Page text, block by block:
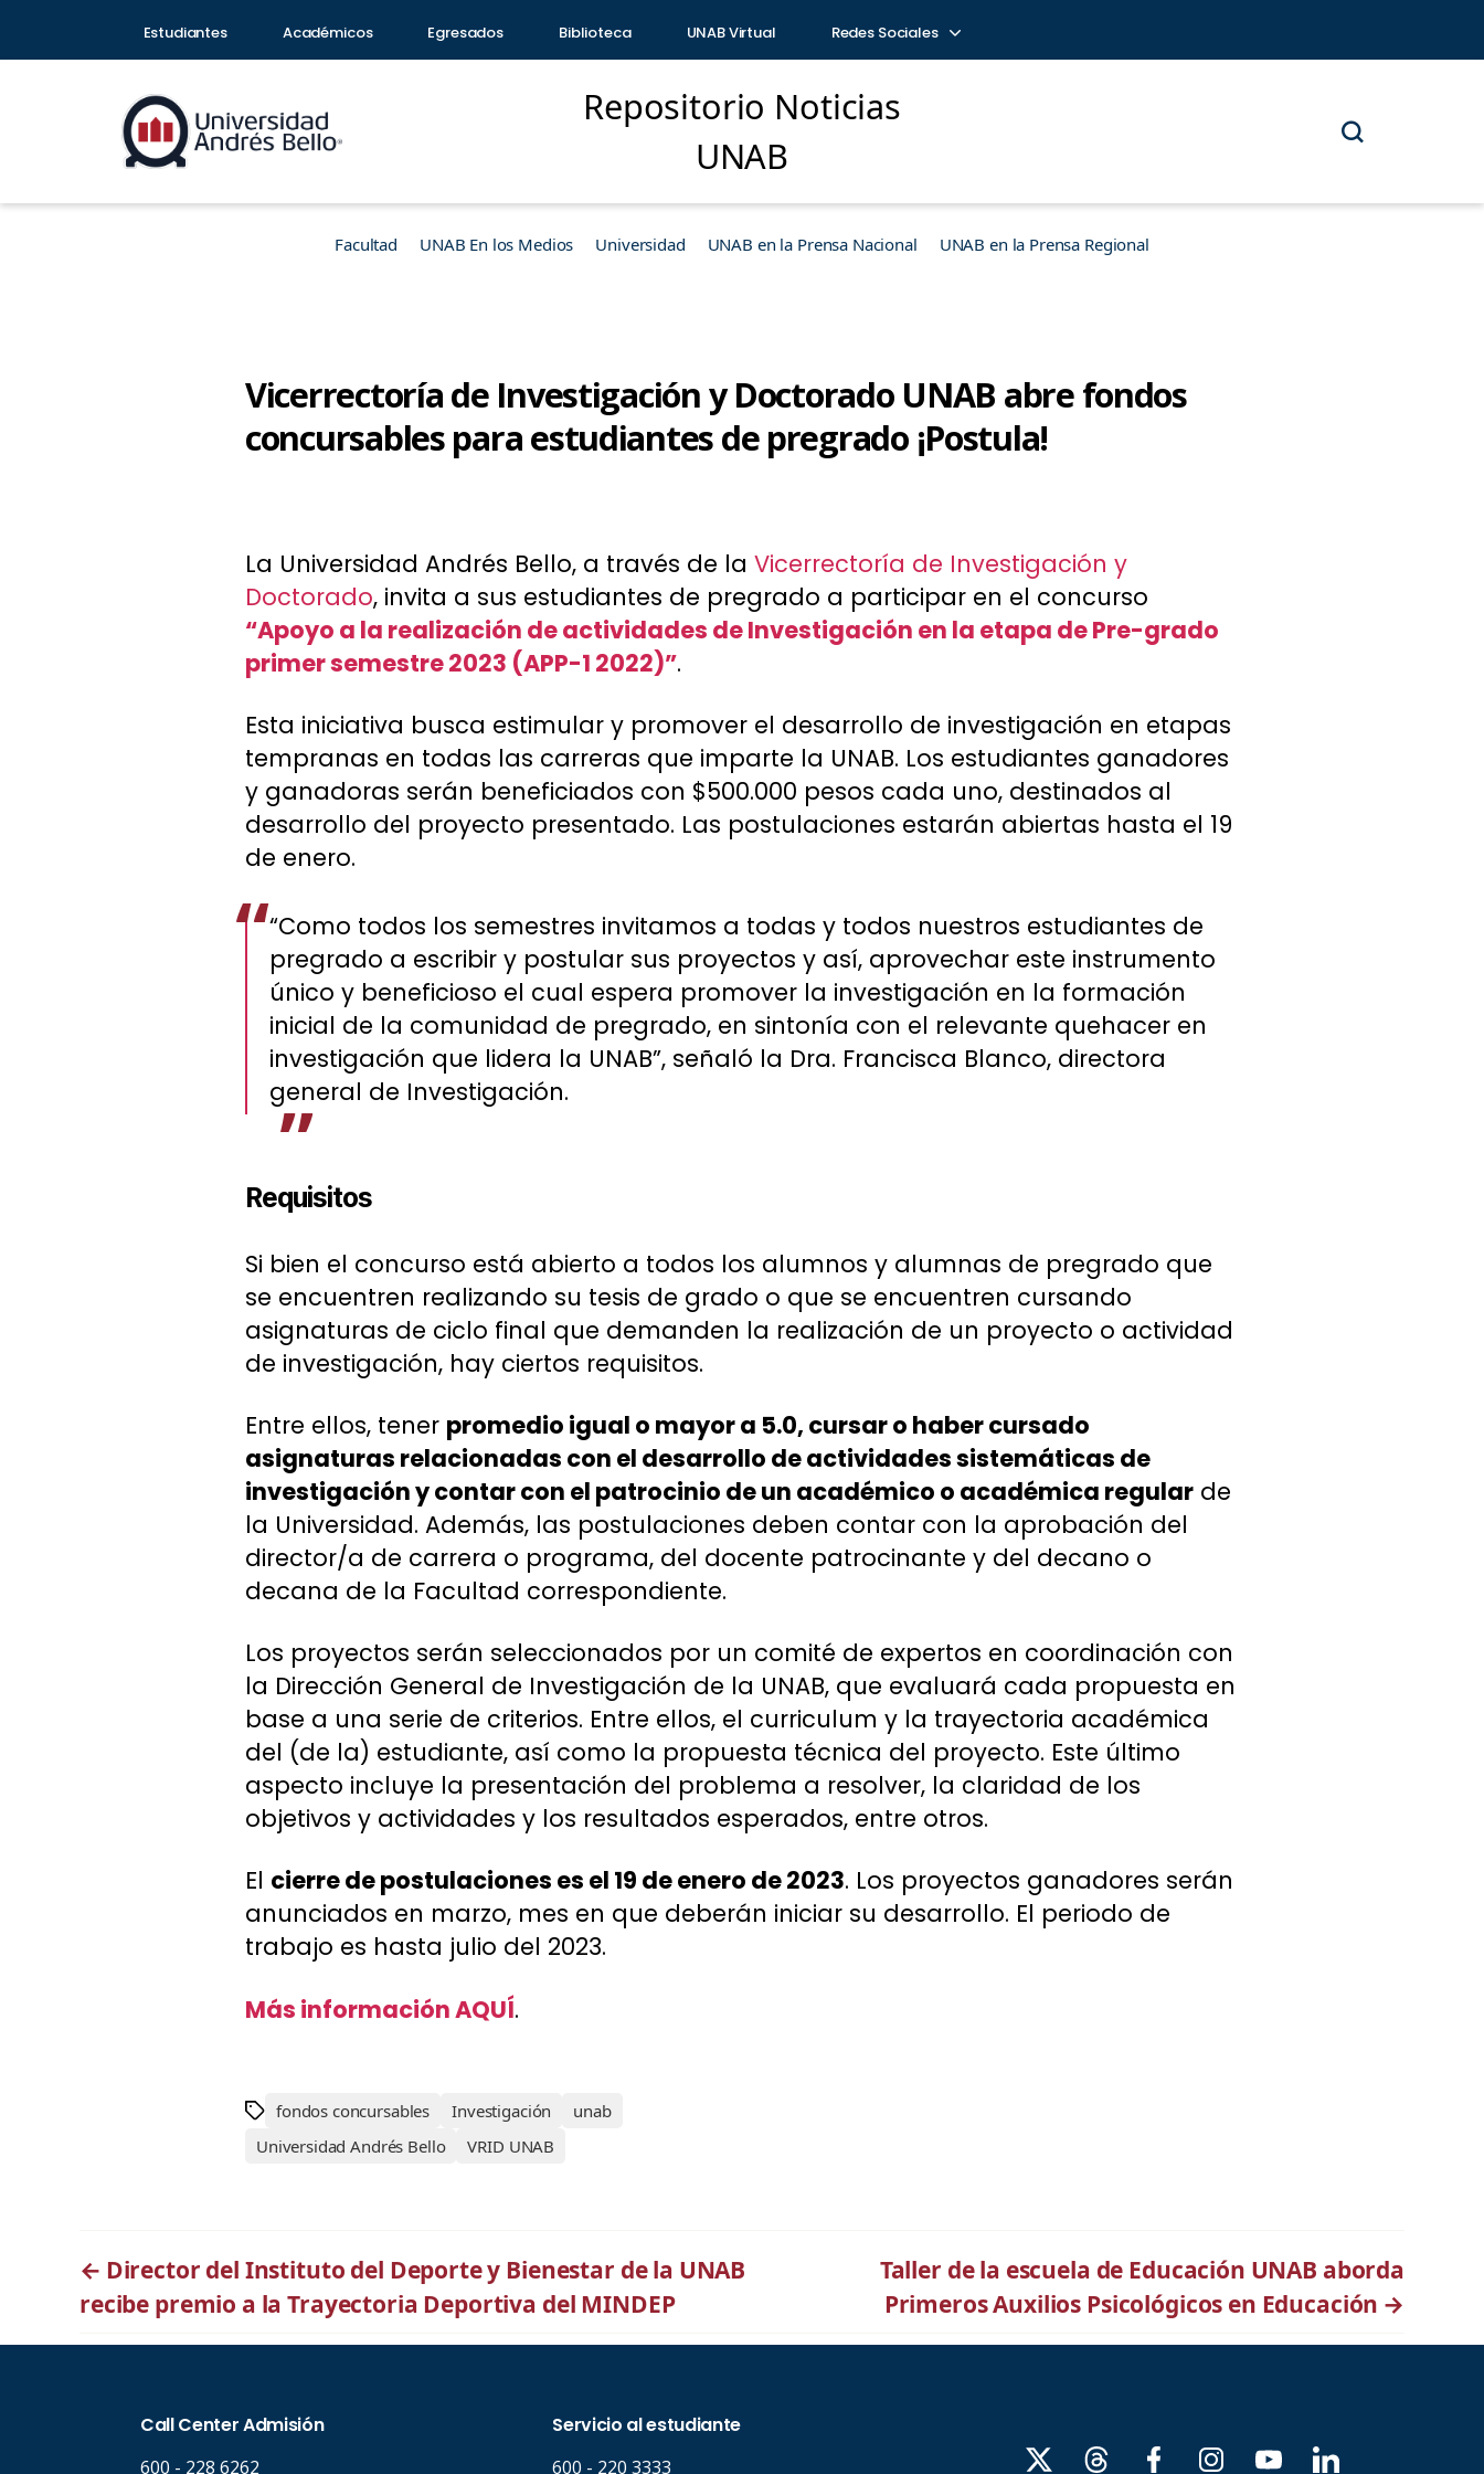
Estudiantes Académicos Egresados Biblioteca UNAB Virtual Redes Sociales
Repositorio Noticias
UNAB
Facultad UNAB En los Medios Universidad UNAB en la Prensa Nacional UNAB en la Prensa Regional
Vicerrectoría de Investigación y Doctorado UNAB abre fondos
concursables para estudiantes de pregrado ¡Postula!
La Universidad Andrés Bello, a través de la Vicerrectoría de Investigación y
Doctorado, invita a sus estudiantes de pregrado a participar en el concurso
“Apoyo a la realización de actividades de Investigación en la etapa de Pre-grado
primer semestre 2023 (APP-1 2022)”.
Esta iniciativa busca estimular y promover el desarrollo de investigación en etapas
tempranas en todas las carreras que imparte la UNAB. Los estudiantes ganadores
y ganadoras serán beneficiados con $500.000 pesos cada uno, destinados al
desarrollo del proyecto presentado. Las postulaciones estarán abiertas hasta el 19
de enero.
“Como todos los semestres invitamos a todas y todos nuestros estudiantes de
pregrado a escribir y postular sus proyectos y así, aprovechar este instrumento
único y beneficioso el cual espera promover la investigación en la formación
inicial de la comunidad de pregrado, en sintonía con el relevante quehacer en
investigación que lidera la UNAB”, señaló la Dra. Francisca Blanco, directora
general de Investigación.
Requisitos
Si bien el concurso está abierto a todos los alumnos y alumnas de pregrado que
se encuentren realizando su tesis de grado o que se encuentren cursando
asignaturas de ciclo final que demanden la realización de un proyecto o actividad
de investigación, hay ciertos requisitos.
Entre ellos, tener promedio igual o mayor a 5.0, cursar o haber cursado
asignaturas relacionadas con el desarrollo de actividades sistemáticas de
investigación y contar con el patrocinio de un académico o académica regular de
la Universidad. Además, las postulaciones deben contar con la aprobación del
director/a de carrera o programa, del docente patrocinante y del decano o
decana de la Facultad correspondiente.
Los proyectos serán seleccionados por un comité de expertos en coordinación con
la Dirección General de Investigación de la UNAB, que evaluará cada propuesta en
base a una serie de criterios. Entre ellos, el curriculum y la trayectoria académica
del (de la) estudiante, así como la propuesta técnica del proyecto. Este último
aspecto incluye la presentación del problema a resolver, la claridad de los
objetivos y actividades y los resultados esperados, entre otros.
El cierre de postulaciones es el 19 de enero de 2023. Los proyectos ganadores serán
anunciados en marzo, mes en que deberán iniciar su desarrollo. El periodo de
trabajo es hasta julio del 2023.
Más información AQUÍ.
fondos concursables Investigación
unab
Universidad Andrés Bello
VRID UNAB
← Director del Instituto del Deporte y Bienestar de la UNAB
recibe premio a la Trayectoria Deportiva del MINDEP
Taller de la escuela de Educación UNAB aborda
Primeros Auxilios Psicológicos en Educación →